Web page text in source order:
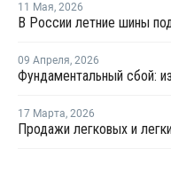
11 Мая, 2026
В России летние шины
09 Апреля, 2026
17 Марта, 2026